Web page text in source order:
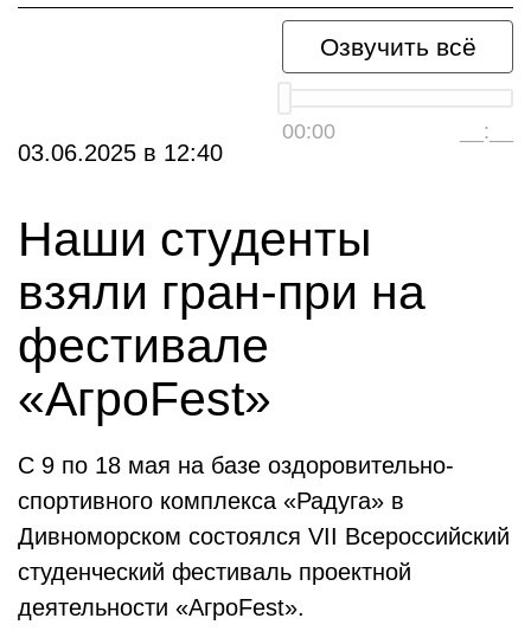
Озвучить всё
00:00 __:__
03.06.2025 в 12:40
Наши студенты
взяли гран-при на
фестивале
«АгроFest»
C 9 по 18 мая на базе оздоровительно-
спортивного комплекса «Радуга» в
Дивноморском состоялся VII Всероссийский
студенческий фестиваль проектной
деятельности «АгроFest».